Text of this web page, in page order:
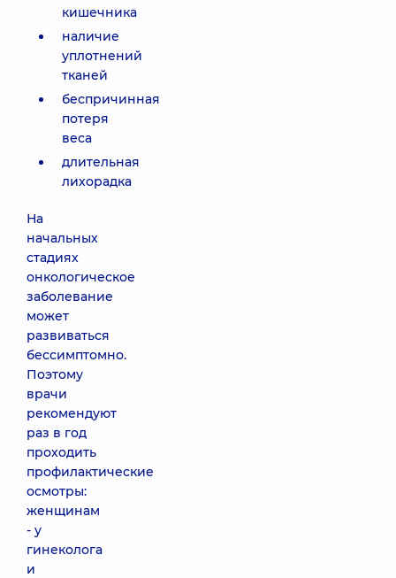
кишечника
наличие
уплотнений
тканей
беспричинная
потеря
веса
длительная
лихорадка
На
начальных
стадиях
онкологическое
заболевание
может
развиваться
бессимптомно.
Поэтому
врачи
рекомендуют
раз в год
проходить
профилактические
осмотры:
женщинам
- у
гинеколога
и